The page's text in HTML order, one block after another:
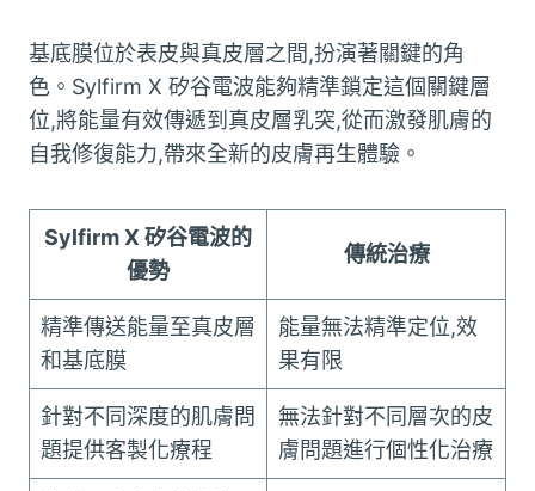
基底膜位於表皮與真皮層之間,扮演著關鍵的角
色。Sylfirm X 矽谷電波能夠精準鎖定這個關鍵層
位,將能量有效傳遞到真皮層乳突,從而激發肌膚的
自我修復能力,帶來全新的皮膚再生體驗。
Sylfirm X 矽谷電波的
優勢
傳統治療
精準傳送能量至真皮層
和基底膜
能量無法精準定位,效
果有限
針對不同深度的肌膚問
題提供客製化療程
無法針對不同層次的皮
膚問題進行個性化治療